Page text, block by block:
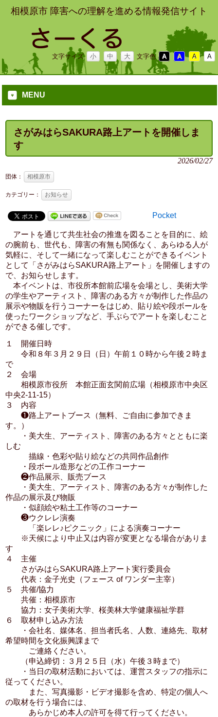
相模原市 障害への理解を進める情報発信サイト
文字サイズ 小 中 大 文字色 A A A A
MENU
さがみはらSAKURA路上アートを開催しま
す
2026/02/27
団体： 相模原市
カテゴリー： お知らせ
Pocket
アートを通じて共生社会の推進を図ることを目的に、絵
の腕前も、世代も、障害の有無も関係なく、あらゆる人が
気軽に、そして一緒になって楽しむことができるイベント
として「さがみはらSAKURA路上アート」を開催しますの
で、お知らせします。
本イベントは、市役所本館前広場を会場とし、美術大学
の学生やアーティスト、障害のある方々が制作した作品の
展示や物販を行うコーナーをはじめ、貼り絵や段ボールを
使ったワークショップなど、手ぶらでアートを楽しむこと
ができる催しです。
１ 開催日時
令和８年３月２９日（日）午前１０時から午後２時ま
で
２ 会場
相模原市役所 本館正面玄関前広場（相模原市中央区
中央2-11-15）
３ 内容
❶路上アートブース（無料、ご自由に参加できま
す。）
・美大生、アーティスト、障害のある方々とともに楽
しむ
描線・色彩や貼り絵などの共同作品創作
・段ボール造形などの工作コーナー
❷作品展示、販売ブース
・美大生、アーティスト、障害のある方々が制作した
作品の展示及び物販
・似顔絵や粘土工作等のコーナー
❸ウクレレ演奏
「楽レレ♪ピクニック」による演奏コーナー
※天候により中止又は内容が変更となる場合がありま
す
４ 主催
さがみはらSAKURA路上アート実行委員会
代表：金子光史（フェース of ワンダー主宰）
５ 共催/協力
共催：相模原市
協力：女子美術大学、桜美林大学健康福祉学群
６ 取材申し込み方法
・会社名、媒体名、担当者氏名、人数、連絡先、取材
希望時間を文化振興課まで
ご連絡ください。
（申込締切：３月２５日（水）午後３時まで）
・当日の取材活動においては、運営スタッフの指示に
従ってください。
また、写真撮影・ビデオ撮影を含め、特定の個人へ
の取材を行う場合には、
あらかじめ本人の許可を得て行ってください。